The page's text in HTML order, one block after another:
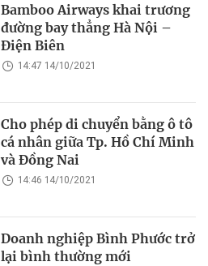
Bamboo Airways khai trương
đường bay thẳng Hà Nội –
Điện Biên
14:47 14/10/2021
Cho phép di chuyển bằng ô tô
cá nhân giữa Tp. Hồ Chí Minh
và Đồng Nai
14:46 14/10/2021
Doanh nghiệp Bình Phước trở
lại bình thường mới